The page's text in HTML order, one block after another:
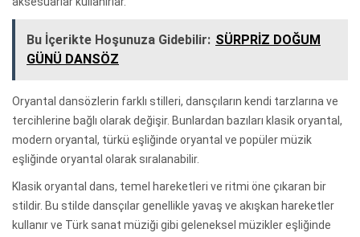
Bu İçerikte Hoşunuza Gidebilir: SÜRPRİZ DOĞUM
GÜNÜ DANSÖZ
Oryantal dansözlerin farklı stilleri, dansçıların kendi tarzlarına ve
tercihlerine bağlı olarak değişir. Bunlardan bazıları klasik oryantal,
modern oryantal, türkü eşliğinde oryantal ve popüler müzik
eşliğinde oryantal olarak sıralanabilir.
Klasik oryantal dans, temel hareketleri ve ritmi öne çıkaran bir
stildir. Bu stilde dansçılar genellikle yavaş ve akışkan hareketler
kullanır ve Türk sanat müziği gibi geleneksel müzikler eşliğinde